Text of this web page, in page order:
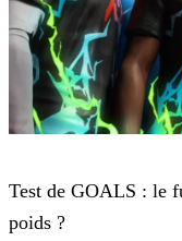
Test de GOALS : le
poids ?